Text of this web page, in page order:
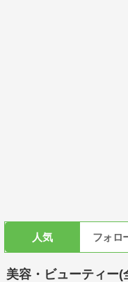
人気 フォロ
美容・ビューティー(